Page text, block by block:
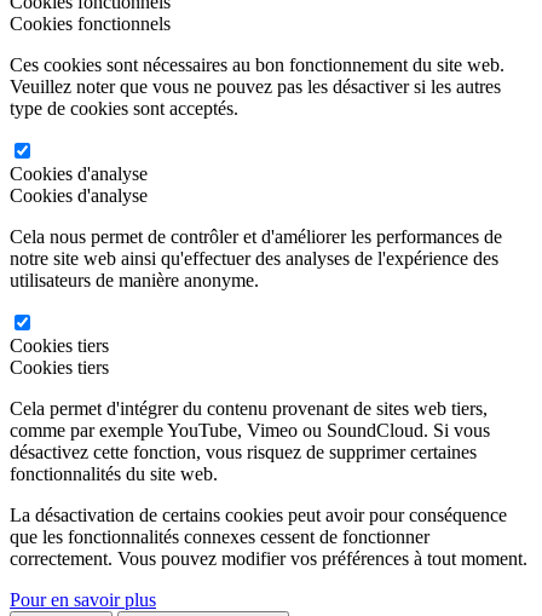
Cookies fonctionnels
Ces cookies sont nécessaires au bon fonctionnement du site web.
Veuillez noter que vous ne pouvez pas les désactiver si les autres
type de cookies sont acceptés.
Cookies d'analyse
Cookies d'analyse
Cela nous permet de contrôler et d'améliorer les performances de
notre site web ainsi qu'effectuer des analyses de l'expérience des
utilisateurs de manière anonyme.
Cookies tiers
Cookies tiers
Cela permet d'intégrer du contenu provenant de sites web tiers,
comme par exemple YouTube, Vimeo ou SoundCloud. Si vous
désactivez cette fonction, vous risquez de supprimer certaines
fonctionnalités du site web.
La désactivation de certains cookies peut avoir pour conséquence
que les fonctionnalités connexes cessent de fonctionner
correctement. Vous pouvez modifier vos préférences à tout moment.
Pour en savoir plus